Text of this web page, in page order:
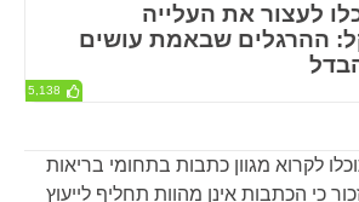
לקרוא מגוון כתבות בתחומי בריאות
כי הכתבות אינן מהוות תחליף לייעוץ
לעצור את העלייה
ההרגלים שבאמת עושים
5,138